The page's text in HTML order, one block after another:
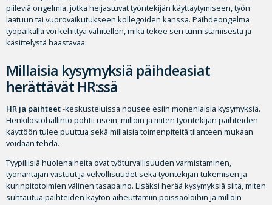
piileviä ongelmia, jotka heijastuvat työntekijän käyttäytymiseen, työn
laatuun tai vuorovaikutukseen kollegoiden kanssa. Päihdeongelma
työpaikalla voi kehittyä vähitellen, mikä tekee sen tunnistamisesta ja
käsittelystä haastavaa.
Millaisia kysymyksiä päihdeasiat
herättävät HR:ssä
HR ja päihteet-keskusteluissa nousee esiin monenlaisia kysymyksiä.
Henkilöstöhallinto pohtii usein, milloin ja miten työntekijän päihteiden
käyttöön tulee puuttua sekä millaisia toimenpiteitä tilanteen mukaan
voidaan tehdä.
Tyypillisiä huolenaiheita ovat työturvallisuuden varmistaminen,
työnantajan vastuut ja velvollisuudet sekä työntekijän tukemisen ja
kurinpitotoimien välinen tasapaino. Lisäksi herää kysymyksiä siitä, miten
suhtautua päihteiden käytön aiheuttamiin poissaoloihin ja milloin